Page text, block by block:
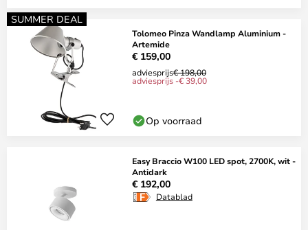
SUMMER DEAL
Tolomeo Pinza Wandlamp Aluminium -
Artemide
€ 159,00
adviesprijs€ 198,00
adviesprijs -€ 39,00
Op voorraad
Easy Braccio W100 LED spot, 2700K, wit -
Antidark
€ 192,00
Datablad